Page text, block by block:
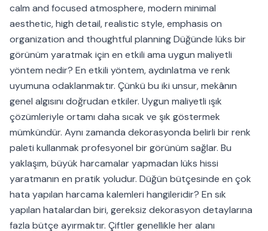
calm and focused atmosphere, modern minimal
aesthetic, high detail, realistic style, emphasis on
organization and thoughtful planning Düğünde lüks bir
görünüm yaratmak için en etkili ama uygun maliyetli
yöntem nedir? En etkili yöntem, aydınlatma ve renk
uyumuna odaklanmaktır. Çünkü bu iki unsur, mekânın
genel algısını doğrudan etkiler. Uygun maliyetli ışık
çözümleriyle ortamı daha sıcak ve şık göstermek
mümkündür. Aynı zamanda dekorasyonda belirli bir renk
paleti kullanmak profesyonel bir görünüm sağlar. Bu
yaklaşım, büyük harcamalar yapmadan lüks hissi
yaratmanın en pratik yoludur. Düğün bütçesinde en çok
hata yapılan harcama kalemleri hangileridir? En sık
yapılan hatalardan biri, gereksiz dekorasyon detaylarına
fazla bütçe ayırmaktır. Çiftler genellikle her alanı